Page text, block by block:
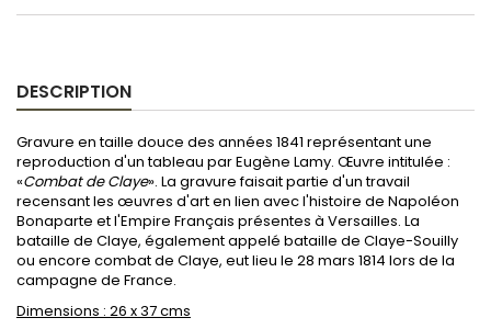
DESCRIPTION
Gravure en taille douce des années 1841 représentant une
reproduction d'un tableau par Eugène Lamy. Œuvre intitulée :
«Combat de Claye». La gravure faisait partie d'un travail
recensant les œuvres d'art en lien avec l'histoire de Napoléon
Bonaparte et l'Empire Français présentes à Versailles. La
bataille de Claye, également appelé bataille de Claye-Souilly
ou encore combat de Claye, eut lieu le 28 mars 1814 lors de la
campagne de France.
Dimensions : 26 x 37 cms